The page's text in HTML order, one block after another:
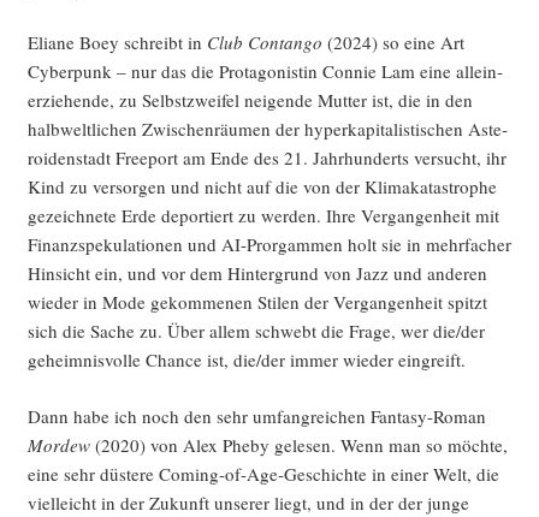
Elia­ne Boey schreibt in Club Con­tan­go (2024) so eine Art
Cyber­punk – nur das die Prot­ago­nis­tin Con­nie Lam eine allein­
er­zie­hen­de, zu Selbst­zwei­fel nei­gen­de Mut­ter ist, die in den
halb­welt­li­chen Zwi­schen­räu­men der hyper­ka­pi­ta­lis­ti­schen Aste­
ro­iden­stadt Free­port am Ende des 21. Jahr­hun­derts ver­sucht, ihr
Kind zu ver­sor­gen und nicht auf die von der Kli­ma­ka­ta­stro­phe
gezeich­ne­te Erde depor­tiert zu wer­den. Ihre Ver­gan­gen­heit mit
Finanz­spe­ku­la­tio­nen und AI-Pror­gam­men holt sie in mehr­fa­cher
Hin­sicht ein, und vor dem Hin­ter­grund von Jazz und ande­ren
wie­der in Mode gekom­me­nen Sti­len der Ver­gan­gen­heit spitzt
sich die Sache zu. Über allem schwebt die Fra­ge, wer die/der
geheim­nis­vol­le Chan­ce ist, die/der immer wie­der eingreift.
Dann habe ich noch den sehr umfang­rei­chen Fan­ta­sy-Roman
Mor­dew(2020) von Alex Phe­by gele­sen. Wenn man so möch­te,
eine sehr düs­te­re Coming-of-Age-Geschich­te in einer Welt, die
viel­leicht in der Zukunft unse­rer liegt, und in der der jun­ge